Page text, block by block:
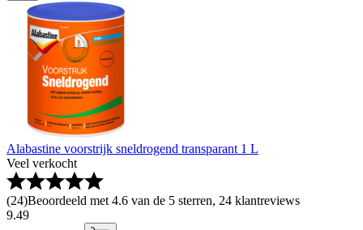
Alabastine voorstrijk sneldrogend transparant 1 L
Veel verkocht
(24)Beoordeeld met 4.6 van de 5 sterren, 24 klantreviews
9.49